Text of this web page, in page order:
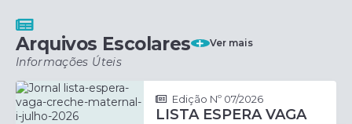
Arquivos Escolares
Informações Úteis
Ver mais
Edição Nº 07/2026
LISTA ESPERA VAGA